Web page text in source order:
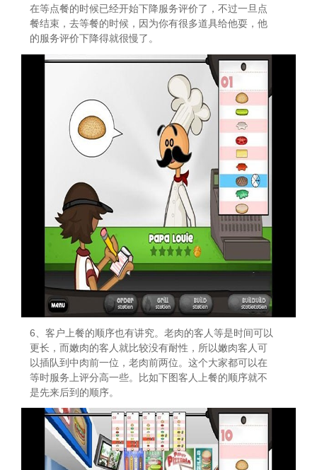
在等点餐的时候已经开始下降服务评价了，不过一旦点
餐结束，去等餐的时候，因为你有很多道具给他耍，他
的服务评价下降得就很慢了。
6、客户上餐的顺序也有讲究。老肉的客人等是时间可以
更长，而嫩肉的客人就比较没有耐性，所以嫩肉客人可
以插队到中肉前一位，老肉前两位。这个大家都可以在
等时服务上评分高一些。比如下图客人上餐的顺序就不
是先来后到的顺序。